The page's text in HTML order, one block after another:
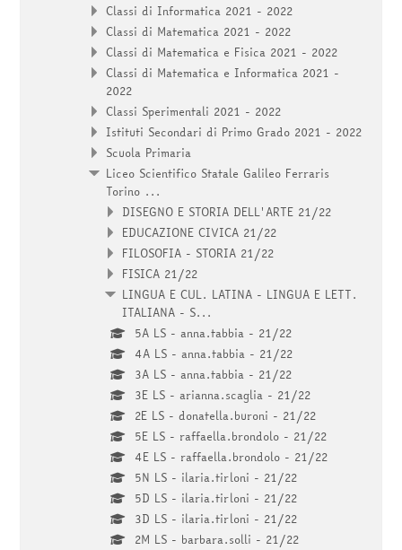
Classi di Informatica 2021 - 2022
Classi di Matematica 2021 - 2022
Classi di Matematica e Fisica 2021 - 2022
Classi di Matematica e Informatica 2021 -
2022
Classi Sperimentali 2021 - 2022
Istituti Secondari di Primo Grado 2021 - 2022
Scuola Primaria
Liceo Scientifico Statale Galileo Ferraris
Torino ...
DISEGNO E STORIA DELL'ARTE 21/22
EDUCAZIONE CIVICA 21/22
FILOSOFIA - STORIA 21/22
FISICA 21/22
LINGUA E CUL. LATINA - LINGUA E LETT.
ITALIANA - S...
5A LS - anna.tabbia - 21/22
4A LS - anna.tabbia - 21/22
3A LS - anna.tabbia - 21/22
3E LS - arianna.scaglia - 21/22
2E LS - donatella.buroni - 21/22
5E LS - raffaella.brondolo - 21/22
4E LS - raffaella.brondolo - 21/22
5N LS - ilaria.tirloni - 21/22
5D LS - ilaria.tirloni - 21/22
3D LS - ilaria.tirloni - 21/22
2M LS - barbara.solli - 21/22